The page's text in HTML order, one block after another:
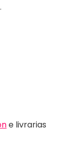
e livrarias